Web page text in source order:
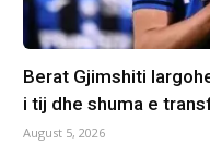
Berat Gjimshiti
i tij dhe shuma e
August 5, 2026